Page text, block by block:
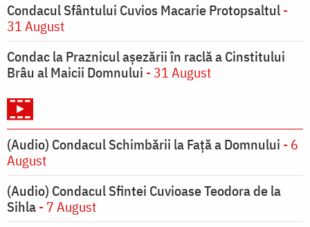
Condacul Sfântului Cuvios Macarie Protopsaltul-
31 August
Condac la Praznicul aşezării în raclă a Cinstitului
Brâu al Maicii Domnului - 31 August
(Audio) Condacul Schimbării la Față a Domnului - 6
August
(Audio) Condacul Sfintei Cuvioase Teodora de la
Sihla- 7 August